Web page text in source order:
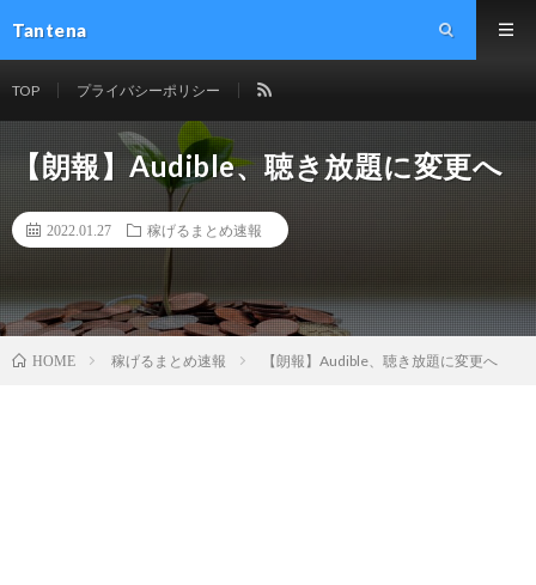
Tantena
TOP プライバシーポリシー
【朗報】Audible、聴き放題に変更へ
2022.01.27 稼げるまとめ速報
HOME 稼げるまとめ速報 【朗報】Audible、聴き放題に変更へ